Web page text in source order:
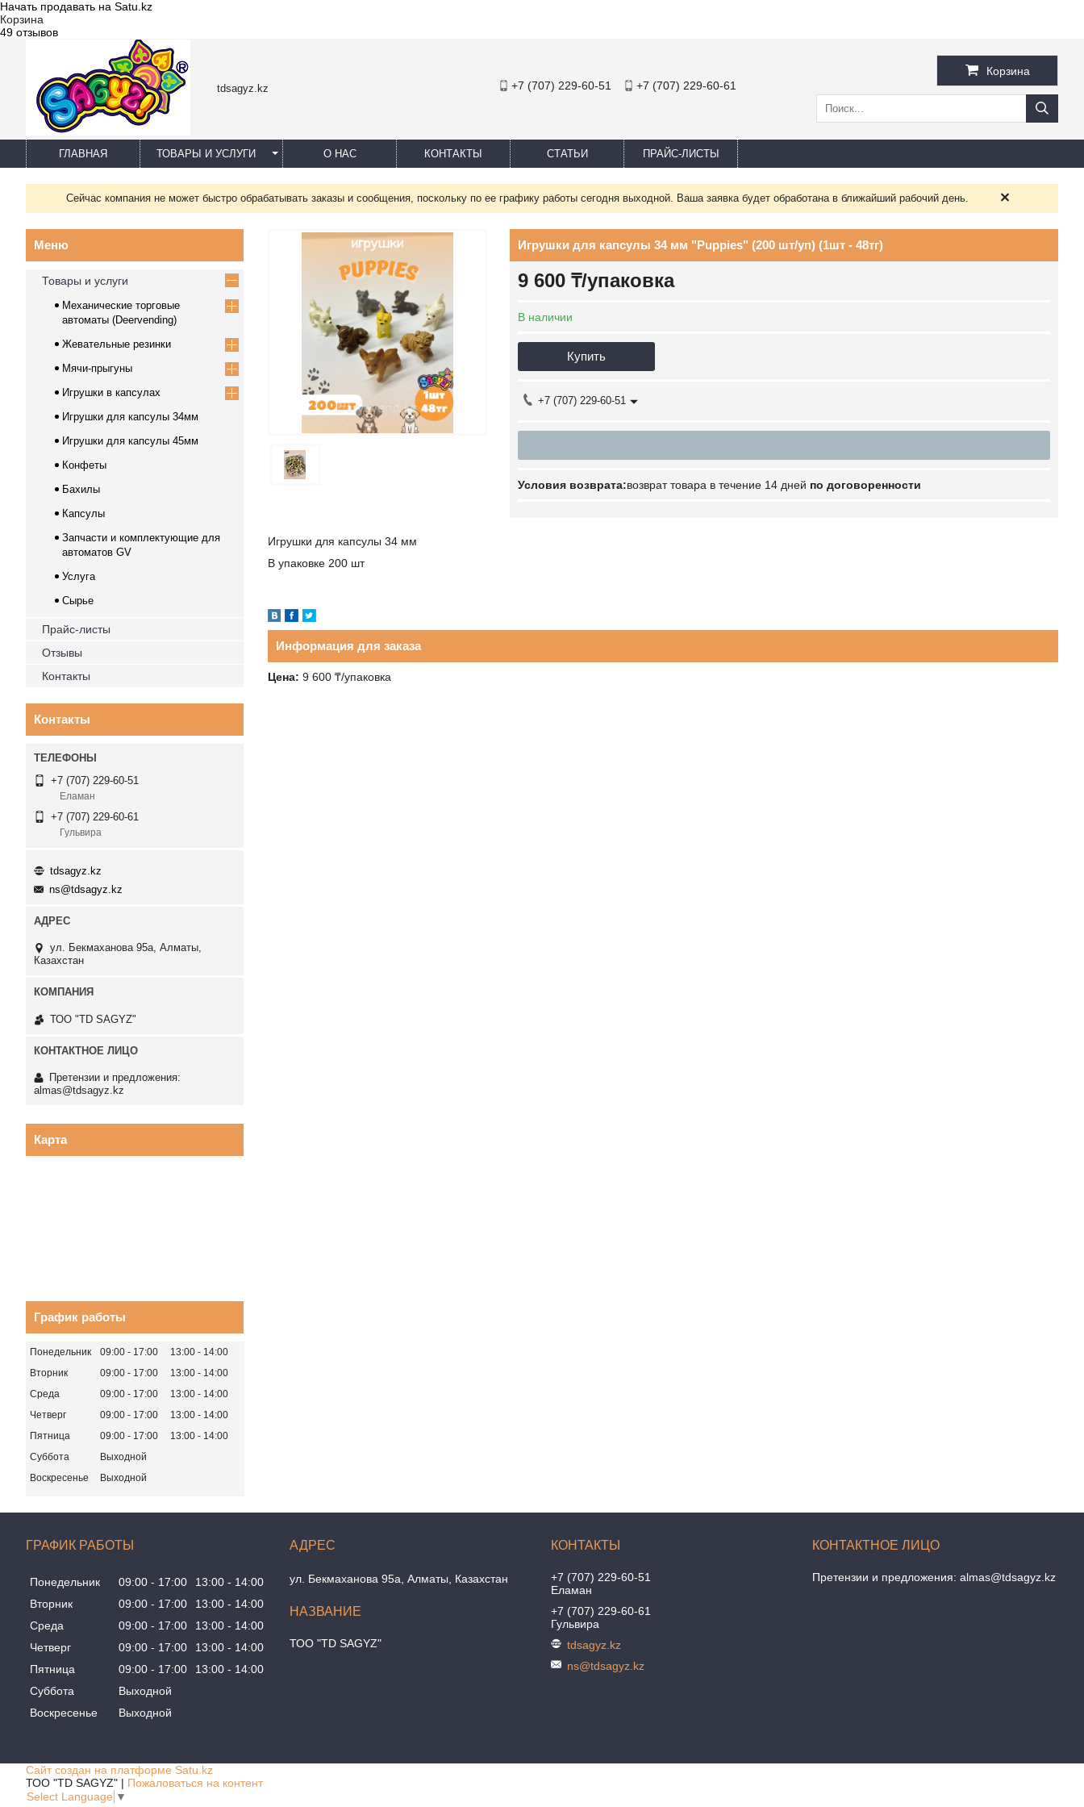
Начать продавать на Satu.kz
Корзина
49 отзывов
tdsagyz.kz +7 (707) 229-60-51 +7 (707) 229-60-61
Корзина
ГЛАВНАЯ ТОВАРЫ И УСЛУГИ О НАС КОНТАКТЫ СТАТЬИ ПРАЙС-ЛИСТЫ
Сейчас компания не может быстро обрабатывать заказы и сообщения, поскольку по ее графику работы сегодня выходной. Ваша заявка будет обработана в ближайший рабочий день.
Игрушки для капсулы 34 мм "Puppies" (200 шт/уп) (1шт - 48тг)
9 600 ₸/упаковка
В наличии
Купить
+7 (707) 229-60-51
возврат товара в течение 14 дней по договоренности
Игрушки для капсулы 34 мм
В упаковке 200 шт
Информация для заказа
Цена: 9 600 ₸/упаковка
Товары и услуги
Механические торговые
автоматы (Deervending)
Жевательные резинки
Мячи-прыгуны
Игрушки в капсулах
Игрушки для капсулы 34мм
Игрушки для капсулы 45мм
Конфеты
Бахилы
Капсулы
Запчасти и комплектующие для
автоматов GV
Услуга
Сырье
Прайс-листы
Отзывы
Контакты
Контакты
+7 (707) 229-60-51
Еламан
+7 (707) 229-60-61
Гульвира
tdsagyz.kz
ns@tdsagyz.kz
ул. Бекмаханова 95а, Алматы,
Казахстан
ТОО "TD SAGYZ"
Претензии и предложения:
almas@tdsagyz.kz
Карта
График работы
Понедельник 09:00 17:00 13:00
14:00
Вторник
09:00 17:00 13:00
14:00
Среда
09:00 17:00 13:00
14:00
Четверг
09:00 17:00 13:00
14:00
Пятница
09:00 17:00 13:00
14:00
Суббота
Выходной
Воскресенье
Выходной
ГРАФИК РАБОТЫ
Понедельник 09:00 17:00 13:00
14:00
Вторник
09:00 17:00 13:00
14:00
Среда
09:00 17:00 13:00
14:00
Четверг
09:00 17:00 13:00
14:00
Пятница
09:00 17:00 13:00
14:00
Суббота
Выходной
Воскресенье
Выходной
ул. Бекмаханова 95а, Алматы, Казахстан
ТОО "TD SAGYZ"
+7 (707) 229-60-51
Еламан
+7 (707) 229-60-61
Гульвира
tdsagyz.kz
ns@tdsagyz.kz
Претензии и предложения: almas@tdsagyz.kz
Сайт создан на платформе Satu.kz
ТОО "TD SAGYZ" | Пожаловаться на контент
Select Language ▼